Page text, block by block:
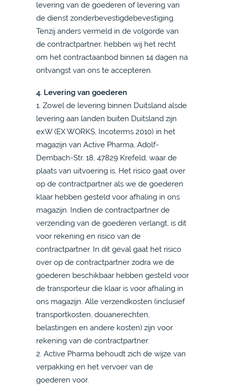
levering van de goederen of levering van
de dienst zonderbevestigdebevestiging.
Tenzij anders vermeld in de volgorde van
de contractpartner, hebben wij het recht
om het contractaanbod binnen 14 dagen na
ontvangst van ons te accepteren.
4. Levering van goederen
1. Zowel de levering binnen Duitsland alsde
levering aan landen buiten Duitsland zijn
exW (EX WORKS, Incoterms 2010) in het
magazijn van Active Pharma, Adolf-
Dembach-Str. 18, 47829 Krefeld, waar de
plaats van uitvoering is. Het risico gaat over
op de contractpartner als we de goederen
klaar hebben gesteld voor afhaling in ons
magazijn. Indien de contractpartner de
verzending van de goederen verlangt, is dit
voor rekening en risico van de
contractpartner. In dit geval gaat het risico
over op de contractpartner zodra we de
goederen beschikbaar hebben gesteld voor
de transporteur die klaar is voor afhaling in
ons magazijn. Alle verzendkosten (inclusief
transportkosten, douanerechten,
belastingen en andere kosten) zijn voor
rekening van de contractpartner.
2. Active Pharma behoudt zich de wijze van
verpakking en het vervoer van de
goederen voor.